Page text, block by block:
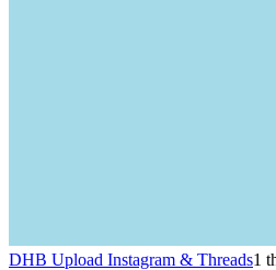
DHB Upload Instagram & Threads1